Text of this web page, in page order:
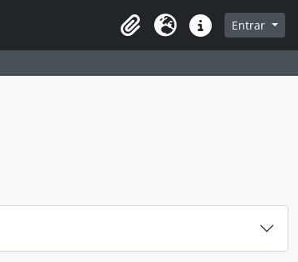
de navegação
Idioma Ligações rápidas
Entrar